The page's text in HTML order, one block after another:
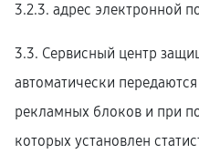
3.2.3. адрес электронной
3.3. Сервисный центр
автоматически
рекламных блоков и при
которых установлен